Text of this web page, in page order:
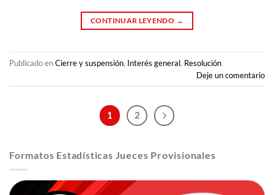
CONTINUAR LEYENDO →
Publicado enCierre y suspensión, Interés general, Resolución
Deje un comentario
1 2
Formatos Estadísticas Jueces Provisionales